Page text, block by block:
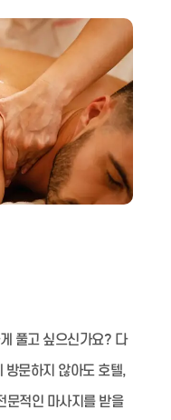
풀고 싶으신가요? 다
방문하지 않아도 호텔,
문적인 마사지를 받을